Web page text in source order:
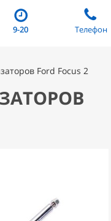
9-20 Телефон
Ford Focus 2